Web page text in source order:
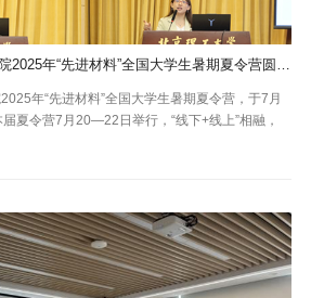
年“先进材料”全国大学生暑期夏令营，于7月
夏令营7月20—22日举行，“线下+线上”相融，
同学最终获得宝贵的线下入营资格。 7月20日
式热烈欢迎天南海北的营员齐聚北理工，学院党